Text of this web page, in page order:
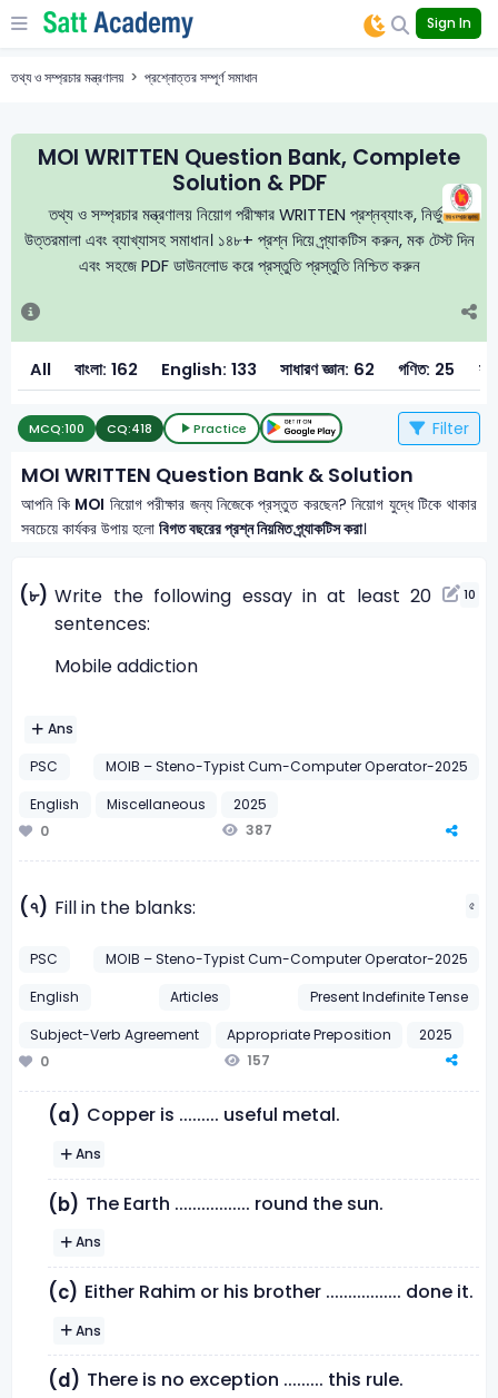
Sign In
তথ্য ও সম্প্রচার মন্ত্রণালয় প্রশ্নোত্তর সম্পূর্ণ সমাধান
MOI WRITTEN Question Bank, Complete
Solution & PDF
তথ্য ও সম্প্রচার মন্ত্রণালয় নিয়োগ পরীক্ষার WRITTEN প্রশ্নব্যাংক, নির্ভুল
উত্তরমালা এবং ব্যাখ্যাসহ সমাধান। ১৪৮+ প্রশ্ন দিয়ে প্র্যাকটিস করুন, মক টেস্ট দিন
এবং সহজে PDF ডাউনলোড করে প্রস্তুতি প্রস্তুতি নিশ্চিত করুন
All বাংলা: 162 English: 133 সাধারণ জ্ঞান: 62 গণিত: 25
MCQ:100 CQ:418 Practice Filter
MOI WRITTEN Question Bank & Solution
আপনি কি MOI নিয়োগ পরীক্ষার জন্য নিজেকে প্রস্তুত করছেন? নিয়োগ যুদ্ধে টিকে থাকার
সবচেয়ে কার্যকর উপায় হলোবিগত বছরের প্রশ্ন নিয়মিত প্র্যাকটিস করা।
(৮) Write the following essay in at least 20
sentences:
Mobile addiction
10
Ans
PSC
MOIB – Steno-Typist Cum-Computer Operator-2025
English
Miscellaneous
2025
0
387
(৭) Fill in the blanks: ৫
PSC
MOIB – Steno-Typist Cum-Computer Operator-2025
English
Articles
Present Indefinite Tense
Subject-Verb Agreement
Appropriate Preposition
2025
0
157
(a) Copper is ......... useful metal.
Ans
(b) The Earth ................. round the sun.
Ans
(c) Either Rahim or his brother ................. done it.
Ans
(d) There is no exception ......... this rule.